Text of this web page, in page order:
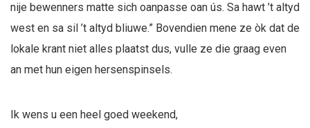
nije bewenners matte sich oanpasse oan ús. Sa hawt ’t altyd
west en sa sil ’t altyd bliuwe.” Bovendien mene ze òk dat de
lokale krant niet alles plaatst dus, vulle ze die graag even
an met hun eigen hersenspinsels.
Ik wens u een heel goed weekend,